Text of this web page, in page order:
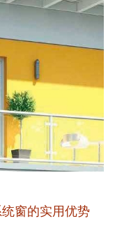
窗的实用优势